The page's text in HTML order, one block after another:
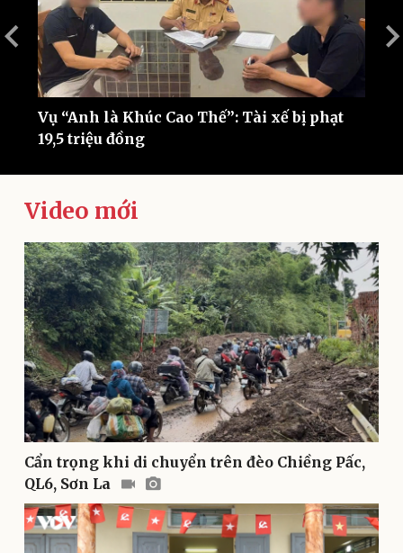
Cuộc sống đó đây
Hồ sơ
Ảnh
E-Magazine
Infographic
Kinh tế
Bất động sản
Khởi nghiệp
Thị trường
Giá vàng
Tiêu dùng
Tỷ giá
Chứng khoán
Giá cà phê
Vụ “Anh là Khúc Cao Thế”: Tài xế bị phạt
19,5 triệu đồng
Video mới
Cẩn trọng khi di chuyển trên đèo Chiềng Pấc,
QL6, Sơn La